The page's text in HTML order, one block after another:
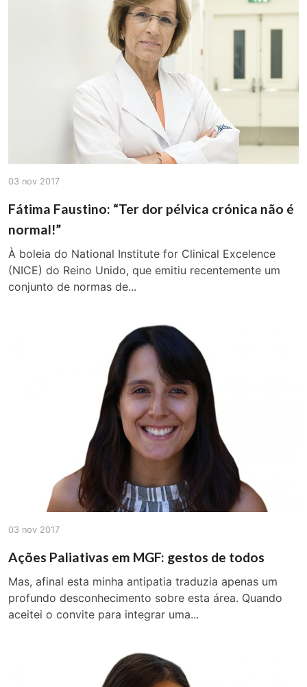
03 nov 2017
Fátima Faustino: “Ter dor pélvica crónica não é
normal!”
À boleia do National Institute for Clinical Excelence
(NICE) do Reino Unido, que emitiu recentemente um
conjunto de normas de...
03 nov 2017
Ações Paliativas em MGF: gestos de todos
Mas, afinal esta minha antipatia traduzia apenas um
profundo desconhecimento sobre esta área. Quando
aceitei o convite para integrar uma...